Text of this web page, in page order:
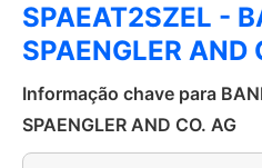
SPAEAT2SZEL -
SPAENGLER AND
Informação chave para
SPAENGLER AND CO. AG